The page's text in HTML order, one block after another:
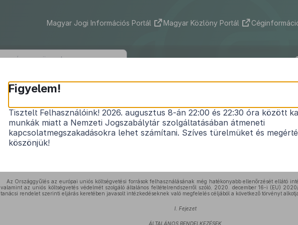
Magyar Jogi Információs Portál Magyar Közlöny Portál
2022. évi XLIV. törvény
az Európai Támogatásokat Auditáló Főigazgatóságról és a
eredményes lezárása érdekében az Európai Bizottság kérésére
1
Az Országgyűlés az európai uniós költségvetési források felhasználásának még hatékonyabb ellenőrzését ellátó
valamint az uniós költségvetés védelmét szolgáló általános feltételrendszerről szóló, 2020. december 16-i (EU)
tanácsi rendelet szerinti eljárás keretében javasolt intézkedéseknek való megfelelés céljából a következő törvényt
I. Fejezet
ÁLTALÁNOS RENDELKEZÉSEK
Figyelem!
Tisztelt Felhasználóink! 2026. augusztus 8-án 22:00 és 22:30 óra között
munkák miatt a Nemzeti Jogszabálytár szolgáltatásában átmeneti
kapcsolatmegszakadásokra lehet számítani. Szíves türelmüket és
köszönjük!